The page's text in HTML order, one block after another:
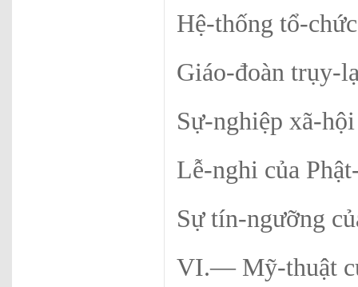
Hệ-thống tổ-chức
Giáo-đoàn
Sự-nghiệp xã-hội
Lễ-nghi của
Sự tín-ngưỡng
VI.— Mỹ-thuật